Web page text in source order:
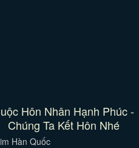
Hôn Nhân Hạnh Phúc -
Chúng Ta Kết Hôn Nhé
Hàn Quốc